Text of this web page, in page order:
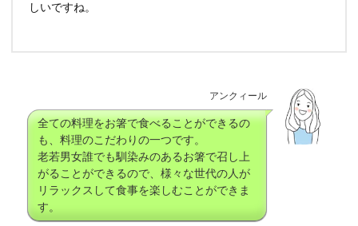
しいですね。
アンクィール
全ての料理をお箸で食べることができるの
も、料理のこだわりの一つです。
老若男女誰でも馴染みのあるお箸で召し上
がることができるので、様々な世代の人が
リラックスして食事を楽しむことができま
す。